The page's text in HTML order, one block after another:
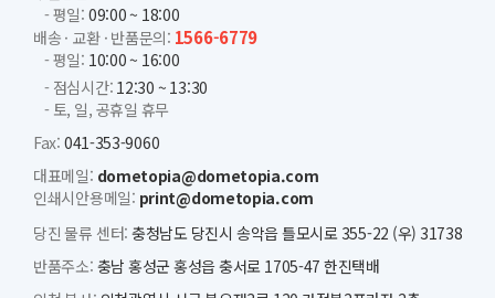
- 평일: 09:00 ~ 18:00
배송 · 교환 · 반품문의: 1566-6779
- 평일: 10:00 ~ 16:00
- 점심시간: 12:30 ~ 13:30
- 토, 일, 공휴일 휴무
Fax: 041-353-9060
대표메일: dometopia@dometopia.com
인쇄시안용메일: print@dometopia.com
당진 물류 센터: 충청남도 당진시 송악읍 틀모시로 355-22 (우) 31738
반품주소: 충남 홍성군 홍성읍 충서로 1705-47 한진택배